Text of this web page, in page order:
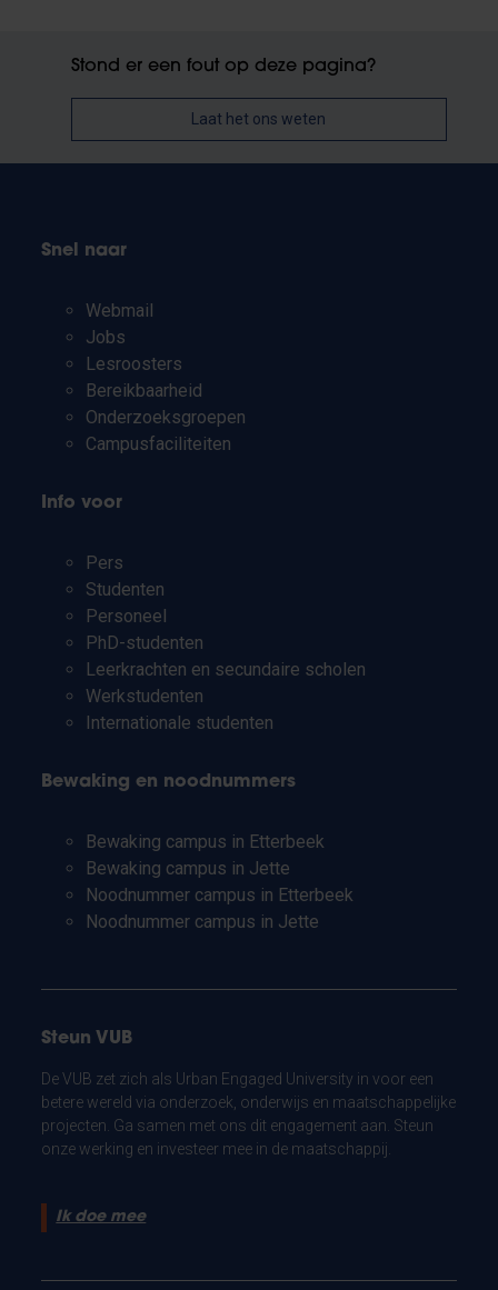
Stond er een fout op deze pagina?
Laat het ons weten
Snel naar
Webmail
Jobs
Lesroosters
Bereikbaarheid
Onderzoeksgroepen
Campusfaciliteiten
Info voor
Pers
Studenten
Personeel
PhD-studenten
Leerkrachten en secundaire scholen
Werkstudenten
Internationale studenten
Bewaking en noodnummers
Bewaking campus in Etterbeek
Bewaking campus in Jette
Noodnummer campus in Etterbeek
Noodnummer campus in Jette
Steun VUB
De VUB zet zich als Urban Engaged University in voor een
betere wereld via onderzoek, onderwijs en maatschappelijke
projecten. Ga samen met ons dit engagement aan. Steun
onze werking en investeer mee in de maatschappij.
Ik doe mee